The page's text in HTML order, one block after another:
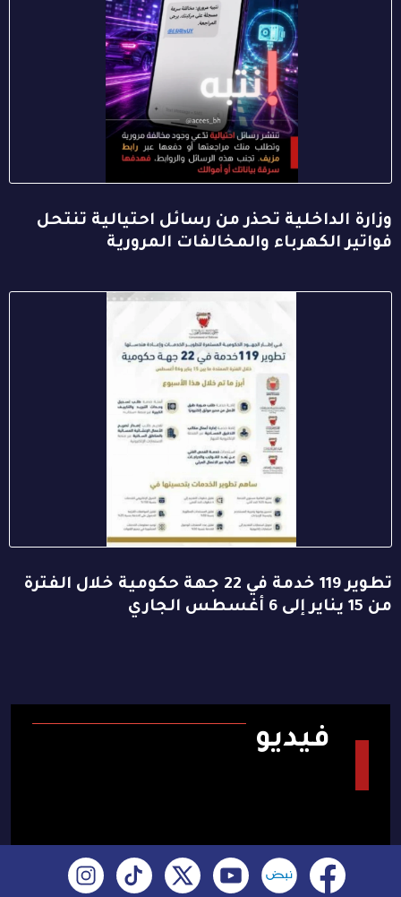
وزارة الداخلية تحذر من رسائل احتيالية تنتحل
فواتير الكهرباء والمخالفات المرورية
تطوير 119 خدمة في 22 جهة حكومية خلال الفترة
من 15 يناير إلى 6 أغسطس الجاري
فيديو